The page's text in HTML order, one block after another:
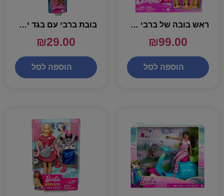
ראש בובה של ברבי 21 חלקים – BARBIE
₪99.00
הוספה לסל
בובת ברבי עם בגד ים כחול – BARBIE
₪29.00
הוספה לסל